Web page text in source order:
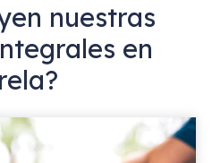
nuestras
en